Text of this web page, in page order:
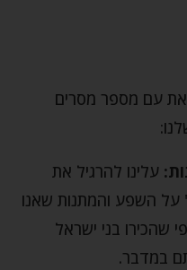
עם מספר מסרים
עלינו להרגיל את
על השפע והמתנות שאנו
שהכירו בני ישראל
במדבר.